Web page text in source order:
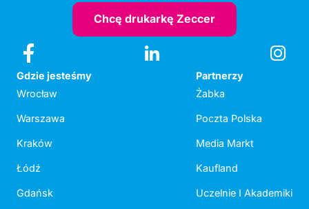
Chcę drukarkę Zeccer
Gdzie jesteśmy
Wrocław
Warszawa
Kraków
Łódź
Gdańsk
Partnerzy
Żabka
Poczta Polska
Media Markt
Kaufland
Uczelnie I Akademiki